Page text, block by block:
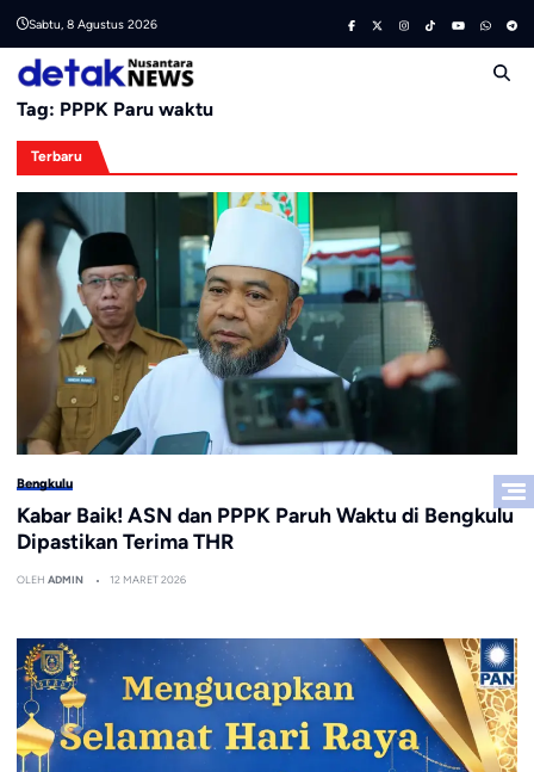
content
Sabtu, 8 Agustus 2026
Tag: PPPK Paru waktu
Terbaru
Bengkulu
Kabar Baik! ASN dan PPPK Paruh Waktu di Bengkulu
Dipastikan Terima THR
OLEH ADMIN 12 MARET 2026